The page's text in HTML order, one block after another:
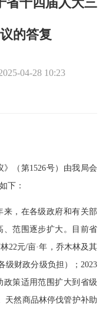
的答复
04-28 10:23
》（第1526号）由我局会
下：
，在各级政府和有关部
、范围逐步扩大。目前省
22元/亩·年，乔木林及其
级财政分级负担）；2023
策适用范围扩大到省级
天然商品林停伐管护补助